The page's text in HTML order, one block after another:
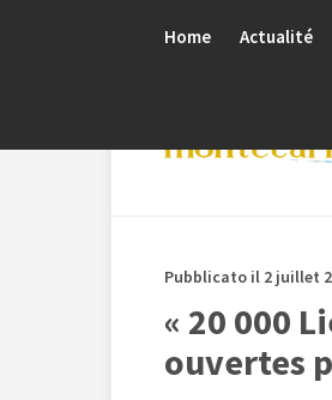
Home Actualité
Pubblicato il 2 juillet
« 20 000
ouvertes